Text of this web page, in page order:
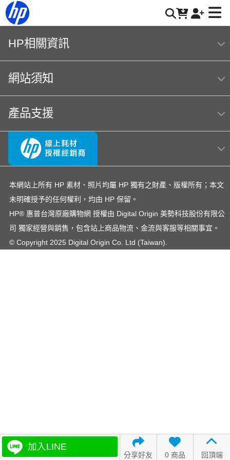
HP® 惠普台灣原廠購物網 | HP® 惠普台灣原廠購物網
HP相關資訊
網站須知
產品支援
本網站上所有 HP 素材、照片均屬 HP 獨有之財產、版權所有；本文
未明確授予的任何權利，均由 HP 保留。
HP® 惠普台灣原廠購物網 授權由 Digital Origin 美勢科技股份有限公
司 獨家經營與銷售，包含站上商品物流、金流與客服等相關事宜。
© Copyright 2025 Digital Origin Co. Ltd (Taiwan).
加入LINE
回頂端
0 商品
分享好友